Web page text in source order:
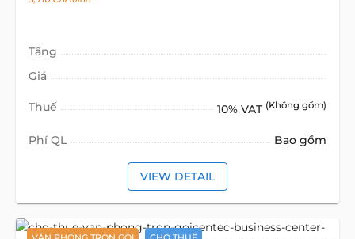
Tầng
Giá
Thuế 10% VAT (Không gồm)
Phí QL Bao gồm
VIEW DETAIL